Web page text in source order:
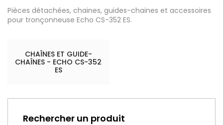
Pièces détachées, chaines, guides-chaines et accessoires
pour tronçonneuse Echo CS-352 ES.
CHAÎNES ET GUIDE-
CHAÎNES - ECHO CS-352
ES
Rechercher un produit